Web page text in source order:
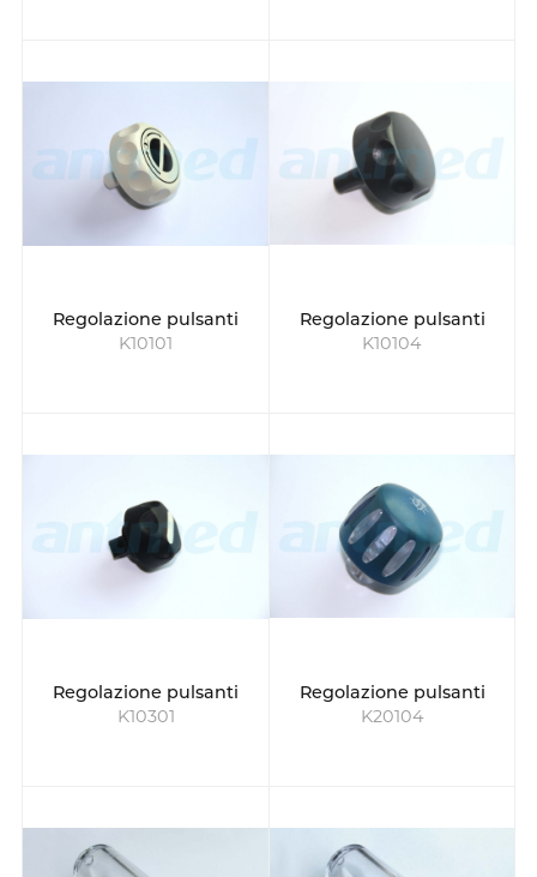
Regolazione pulsanti
K10101
Regolazione pulsanti
K10104
Regolazione pulsanti
K10301
Regolazione pulsanti
K20104